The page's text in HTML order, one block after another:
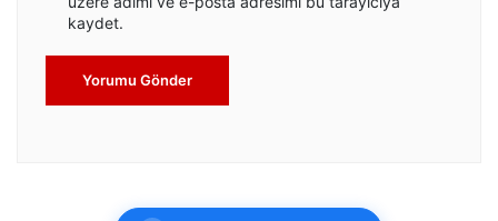
kaydet.
Yorumu Gönder